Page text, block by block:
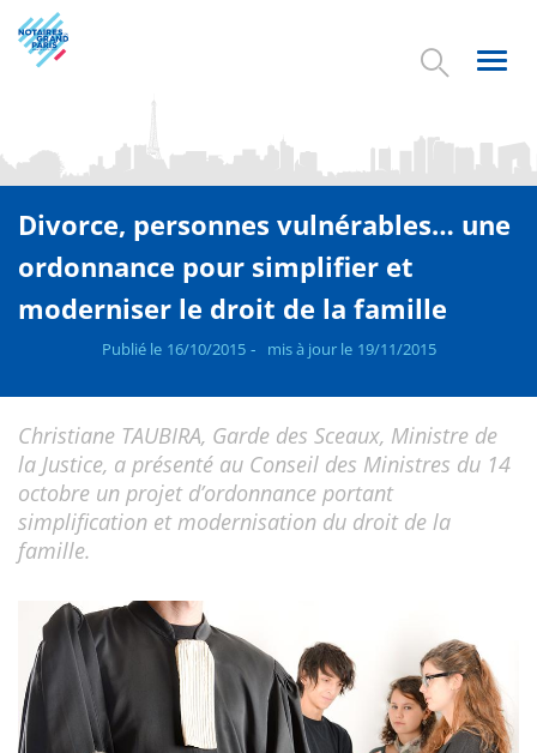
Aller
au
contenu
Divorce, personnes vulnérables… une
ordonnance pour simplifier et
moderniser le droit de la famille
Publié le 16/10/2015 mis à jour le 19/11/2015
Christiane TAUBIRA, Garde des Sceaux, Ministre de
la Justice, a présenté au Conseil des Ministres du 14
octobre un projet d’ordonnance portant
simplification et modernisation du droit de la
famille.